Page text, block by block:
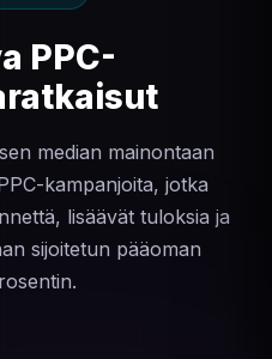
PPC-
median mainontaan
kampanjoita, jotka
lisäävät tuloksia ja
sijoitetun pääoman